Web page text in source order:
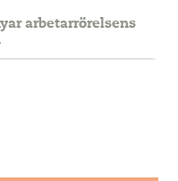
arbetarrörelsens